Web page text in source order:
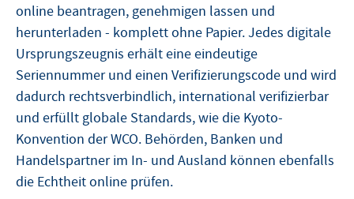
online beantragen, genehmigen lassen und
herunterladen - komplett ohne Papier. Jedes digitale
Ursprungszeugnis erhält eine eindeutige
Seriennummer und einen Verifizierungscode und wird
dadurch rechtsverbindlich, international verifizierbar
und erfüllt globale Standards, wie die Kyoto-
Konvention der WCO. Behörden, Banken und
Handelspartner im In- und Ausland können ebenfalls
die Echtheit online prüfen.